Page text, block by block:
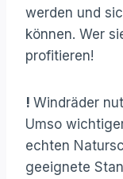
werden und
können. Wer
profitieren!
! Windräder
Umso
echten
geeignete